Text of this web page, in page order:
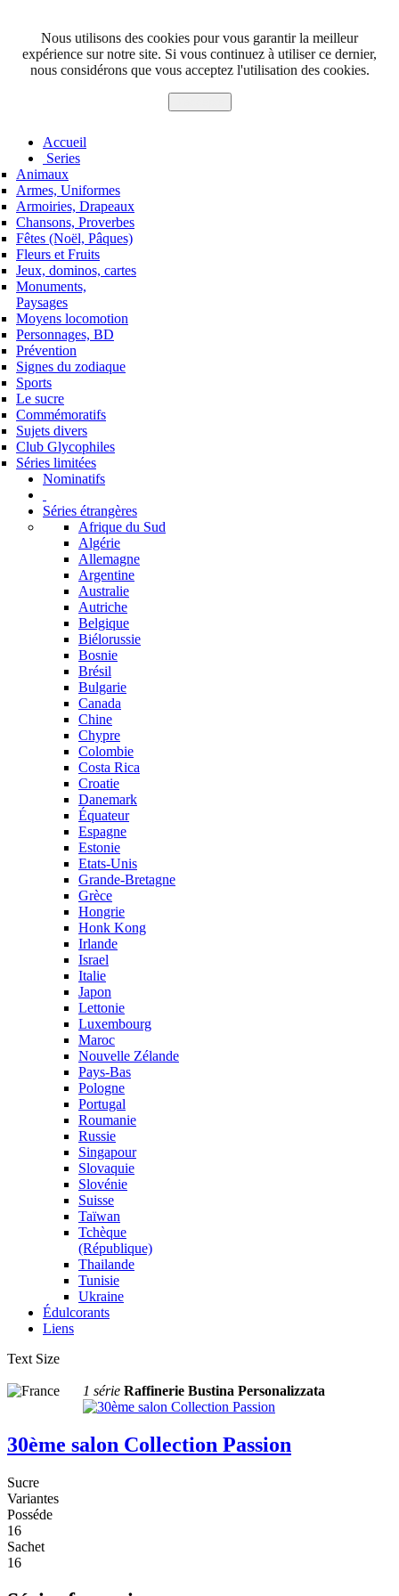
Nous utilisons des cookies pour vous garantir la meilleur
expérience sur notre site. Si vous continuez à utiliser ce dernier,
nous considérons que vous acceptez l'utilisation des cookies.
Accueil
Series
Animaux
Armes, Uniformes
Armoiries, Drapeaux
Chansons, Proverbes
Fêtes (Noël, Pâques)
Fleurs et Fruits
Jeux, dominos, cartes
Monuments,
Paysages
Moyens locomotion
Personnages, BD
Prévention
Signes du zodiaque
Sports
Le sucre
Commémoratifs
Sujets divers
Club Glycophiles
Séries limitées
Nominatifs
Séries étrangères
Afrique du Sud
Algérie
Allemagne
Argentine
Australie
Autriche
Belgique
Biélorussie
Bosnie
Brésil
Bulgarie
Canada
Chine
Chypre
Colombie
Costa Rica
Croatie
Danemark
Équateur
Espagne
Estonie
Etats-Unis
Grande-Bretagne
Grèce
Hongrie
Honk Kong
Irlande
Israel
Italie
Japon
Lettonie
Luxembourg
Maroc
Nouvelle Zélande
Pays-Bas
Pologne
Portugal
Roumanie
Russie
Singapour
Slovaquie
Slovénie
Suisse
Taïwan
Tchèque
(République)
Thailande
Tunisie
Ukraine
Édulcorants
Liens
Text Size
1 série Raffinerie Bustina Personalizzata
30ème salon Collection Passion
Sucre
Variantes
Posséde
16
Sachet
16